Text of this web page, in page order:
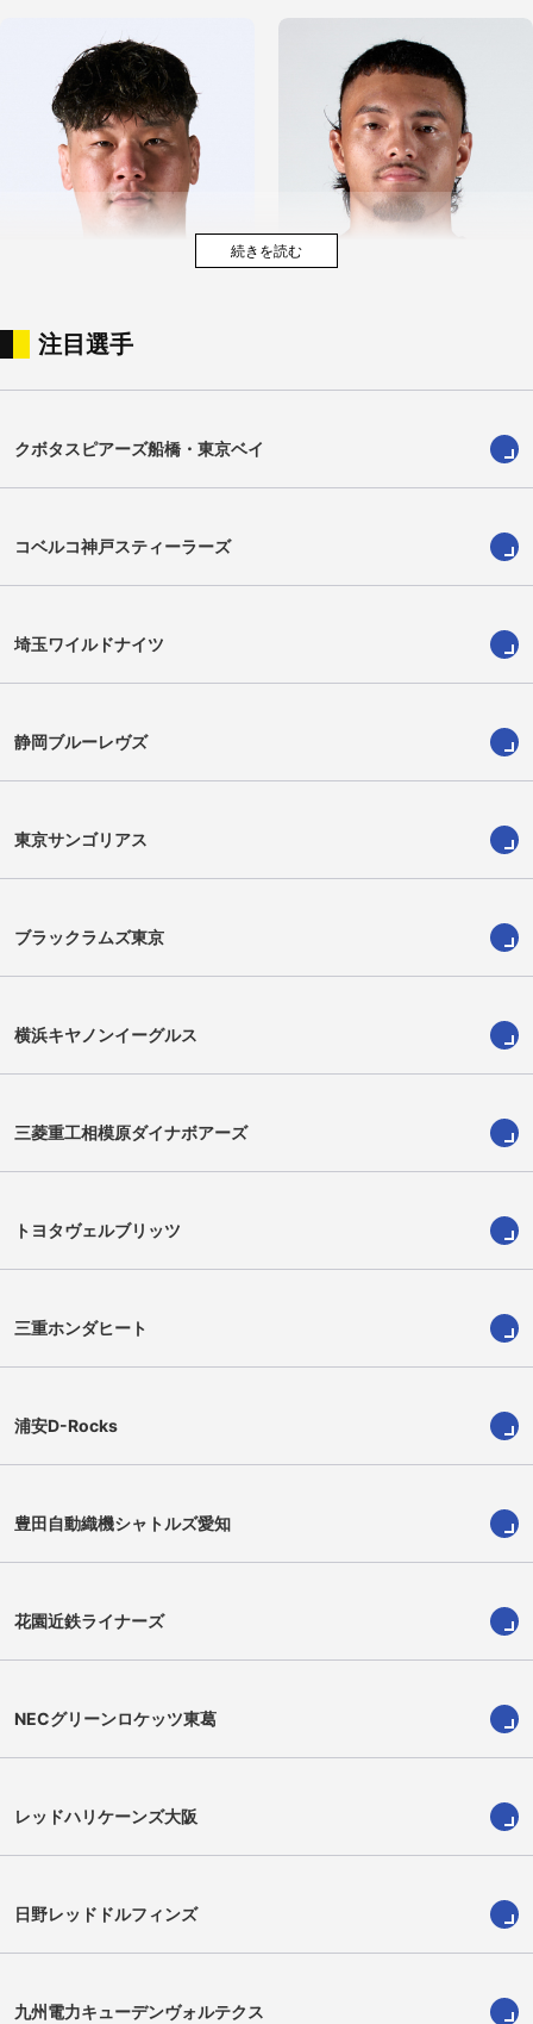
井島彰英
堀江恭佑
Kyosuke Horie Noah Tovio
畑田康太朗
Kotaro Hatada Simon Hickey
東郷太朗丸
Taroma Togo Moeki Fukushi
注目選手
クボタスピアーズ船橋・東京ベイ
コベルコ神戸スティーラーズ
埼玉ワイルドナイツ
静岡ブルーレヴズ
東京サンゴリアス
ブラックラムズ東京
横浜キヤノンイーグルス
三菱重工相模原ダイナボアーズ
トヨタヴェルブリッツ
三重ホンダヒート
浦安D-Rocks
豊田自動織機シャトルズ愛知
花園近鉄ライナーズ
NECグリーンロケッツ東葛
レッドハリケーンズ大阪
日野レッドドルフィンズ
九州電力キューデンヴォルテクス